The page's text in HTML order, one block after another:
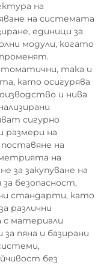
на
на системата
единици за
модули, когато
така и
като осигурява
и нива
сигурно
размери на
на
на
за закупуване на
безопасност,
стандарти, като
различни
материали
пяна и базирани
без